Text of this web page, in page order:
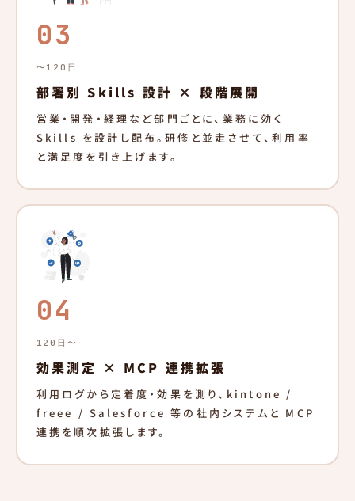
03
〜120日
部署別 Skills 設計 × 段階展開
営業・開発・経理など部門ごとに、業務に効く
Skills を設計し配布。研修と並走させて、利用率
と満足度を引き上げます。
04
120日〜
効果測定 × MCP 連携拡張
利用ログから定着度・効果を測り、kintone /
freee / Salesforce 等の社内システムと MCP
連携を順次拡張します。